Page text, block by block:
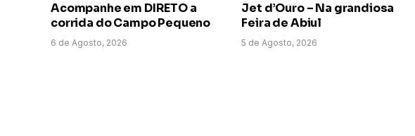
Acompanhe em DIRETO a
corrida do Campo Pequeno
6 de Agosto, 2026
Jet d’Ouro – Na grandiosa
Feira de Abiul
5 de Agosto, 2026